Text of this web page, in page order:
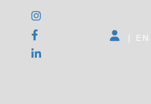
| EN